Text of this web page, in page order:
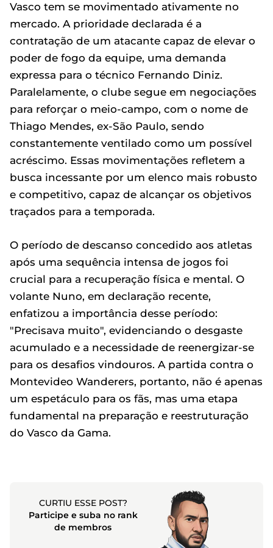
Vasco tem se movimentado ativamente no
mercado. A prioridade declarada é a
contratação de um atacante capaz de elevar o
poder de fogo da equipe, uma demanda
expressa para o técnico Fernando Diniz.
Paralelamente, o clube segue em negociações
para reforçar o meio-campo, com o nome de
Thiago Mendes, ex-São Paulo, sendo
constantemente ventilado como um possível
acréscimo. Essas movimentações refletem a
busca incessante por um elenco mais robusto
e competitivo, capaz de alcançar os objetivos
traçados para a temporada.
O período de descanso concedido aos atletas
após uma sequência intensa de jogos foi
crucial para a recuperação física e mental. O
volante Nuno, em declaração recente,
enfatizou a importância desse período:
"Precisava muito", evidenciando o desgaste
acumulado e a necessidade de reenergizar-se
para os desafios vindouros. A partida contra o
Montevideo Wanderers, portanto, não é apenas
um espetáculo para os fãs, mas uma etapa
fundamental na preparação e reestruturação
do Vasco da Gama.
CURTIU ESSE POST?
Participe e suba no rank
de membros